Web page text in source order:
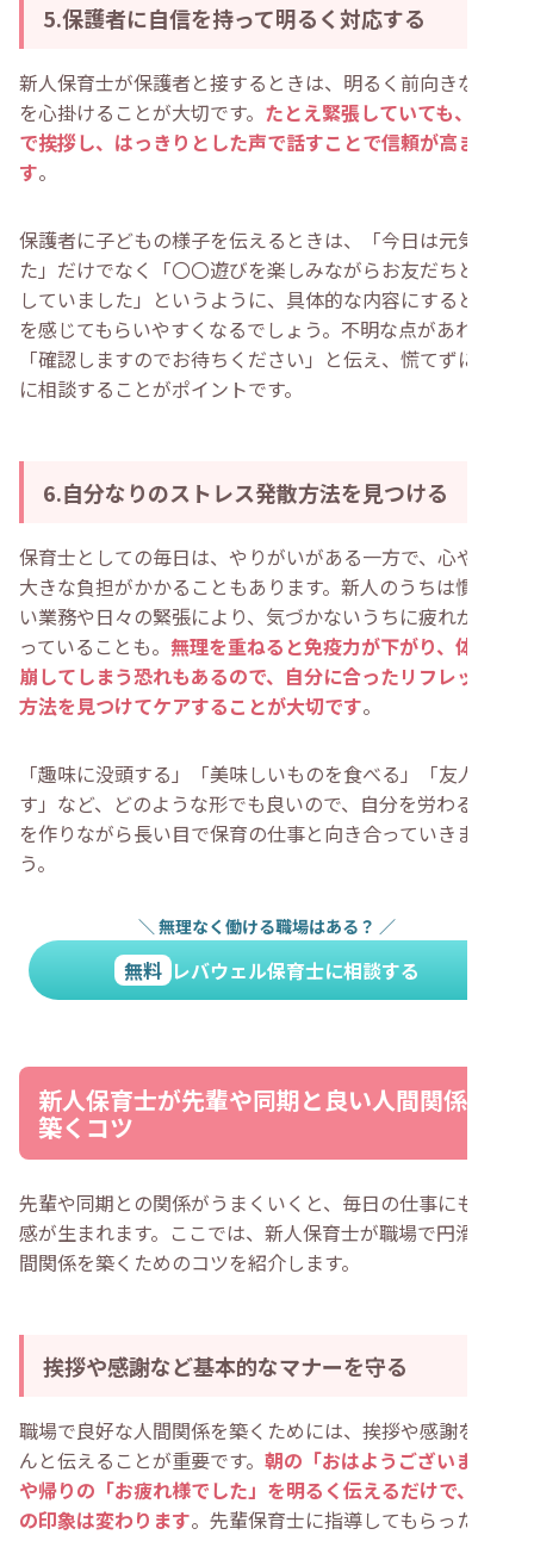
5.保護者に自信を持って明るく対応する
新人保育士が保護者と接するときは、明るく前向きな態度
を心掛けることが大切です。 たとえ緊張していても、笑顔
で挨拶し、はっきりとした声で話すことで信頼が高まりま
す。
保護者に子どもの様子を伝えるときは、「今日は元気でし
た」だけでなく「〇〇遊びを楽しみながらお友だちと協力
していました」というように、具体的な内容にすると成長
を感じてもらいやすくなるでしょう。不明な点があれば
「確認しますのでお待ちください」と伝え、慌てずに先輩
に相談することがポイントです。
6.自分なりのストレス発散方法を見つける
保育士としての毎日は、やりがいがある一方で、心や体に
大きな負担がかかることもあります。新人のうちは慣れな
い業務や日々の緊張により、気づかないうちに疲れが溜ま
っていることも。 無理を重ねると免疫力が下がり、体調を
崩してしまう恐れもあるので、自分に合ったリフレッシュ
方法を見つけてケアすることが大切です。
「趣味に没頭する」「美味しいものを食べる」「友人と話
す」など、どのような形でも良いので、自分を労わる時間
を作りながら長い目で保育の仕事と向き合っていきましょ
う。
＼ 無理なく働ける職場はある？ ／
無料 レバウェル保育士に相談する
新人保育士が先輩や同期と良い人間関係を
築くコツ
先輩や同期との関係がうまくいくと、毎日の仕事にも安心
感が生まれます。ここでは、新人保育士が職場で円滑な人
間関係を築くためのコツを紹介します。
挨拶や感謝など基本的なマナーを守る
職場で良好な人間関係を築くためには、挨拶や感謝をきち
んと伝えることが重要です。 朝の「おはようございます」
や帰りの「お疲れ様でした」を明るく伝えるだけで、周囲
の印象は変わります。先輩保育士に指導してもらったり手